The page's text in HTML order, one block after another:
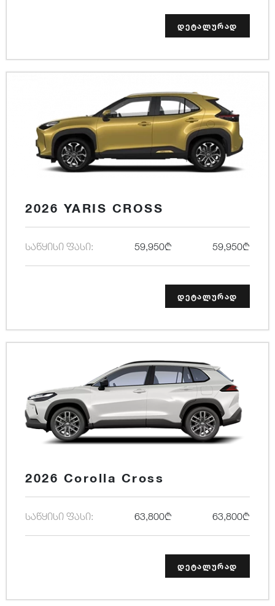
დეტალურად
2026 YARIS CROSS
საწყისი ფასი: 59,950₾ 59,950₾
დეტალურად
2026 Corolla Cross
საწყისი ფასი: 63,800₾ 63,800₾
დეტალურად